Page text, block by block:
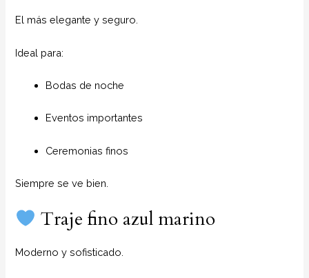
El más elegante y seguro.
Ideal para:
Bodas de noche
Eventos importantes
Ceremonias finos
Siempre se ve bien.
Traje fino azul marino
Moderno y sofisticado.